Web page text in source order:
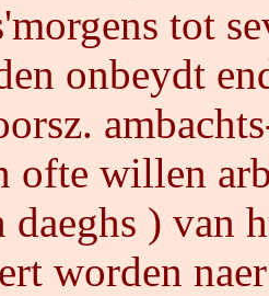
tot
onbeydt
ofte willen
) van
worden